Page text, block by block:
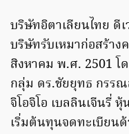
บริษัทอิตาเลียนไทย ดี
บริษัทรับเหมาก่อสร้าง
สิงหาคม พ.ศ. 2501
กลุ่ม ดร.ชัยยุทธ กรร
จิโอจิโอ เบลลินเจีนรี่
เริ่มต้นทุนจดทะเบียน